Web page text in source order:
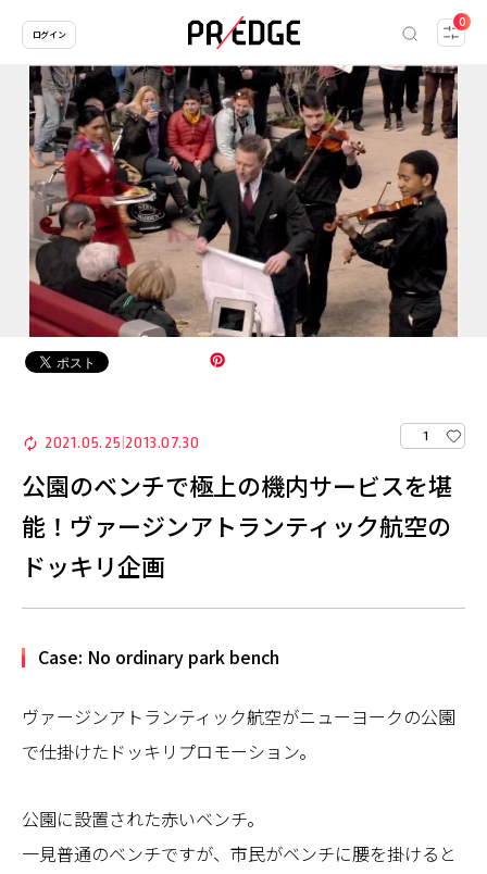
0
ログイン
2021.05.25 2013.07.30 1
公園のベンチで極上の機内サービスを堪
能！ヴァージンアトランティック航空の
ドッキリ企画
Case: No ordinary park bench
ヴァージンアトランティック航空がニューヨークの公園
で仕掛けたドッキリプロモーション。
公園に設置された赤いベンチ。
一見普通のベンチですが、市民がベンチに腰を掛けると